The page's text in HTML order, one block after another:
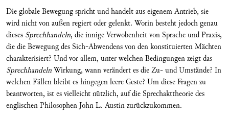
Die globale Bewegung spricht und handelt aus eige­nem Antrieb, sie
wird nicht von außen regiert oder gelenkt. Worin besteht jedoch genau
dieses Sprech­handeln, die innige Verwobenheit von Sprache und Praxis,
die die Bewegung des Sich-Abwendens von den konstituierten Mächten
charakterisiert? Und vor allem, unter welchen Bedingungen zeigt das
Sprech­handelnWirkung, wann verändert es die Zu- und Umstände? In
welchen Fällen bleibt es hingegen leere Geste? Um diese Fragen zu
beantworten, ist es vielleicht nützlich, auf die Sprechakttheorie des
englischen Philosophen John L. Austin zurückzukommen.